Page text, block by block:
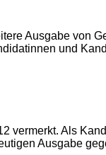
Ausgabe von
und
vermerkt. Als
Ausgabe